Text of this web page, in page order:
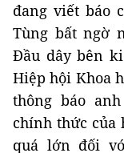
đang viết báo
Tùng bất ngờ
Đầu dây bên
Hiệp hội Khoa
thông báo
chính thức của
quá lớn đối